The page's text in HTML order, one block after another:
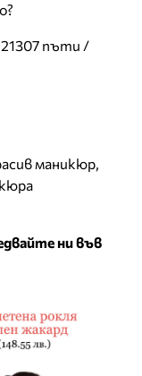
21307 пъти /
маникюр,
ни във